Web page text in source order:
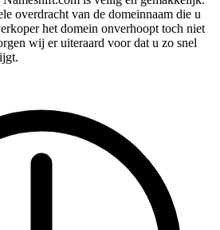
overdracht van de domeinnaam die u
het domein onverhoopt toch niet
wij er uiteraard voor dat u zo snel